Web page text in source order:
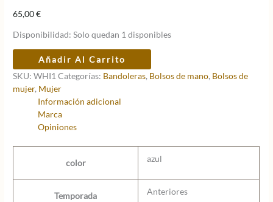
65,00€
Disponibilidad: Solo quedan 1 disponibles
SLANG
WHI1
WHIM
LAVANDA
cantidad
Añadir Al Carrito
SKU:WHI1 Categorías: Bandoleras, Bolsos de mano, Bolsos de
mujer, Mujer
Información adicional
Marca
Opiniones
color azul
Temporada Anteriores